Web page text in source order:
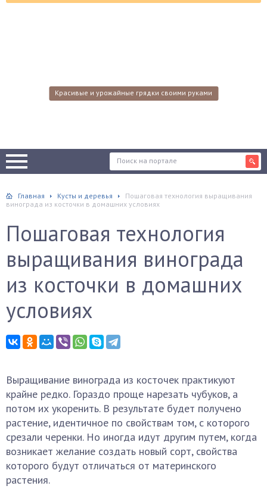
Красивые и урожайные грядки своими руками
Главная Кусты и деревья
Пошаговая технология выращивания
винограда из косточки в домашних условиях
Пошаговая технология
выращивания винограда
из косточки в домашних
условиях
Выращивание винограда из косточек практикуют
крайне редко. Гораздо проще нарезать чубуков, а
потом их укоренить. В результате будет получено
растение, идентичное по свойствам том, с которого
срезали черенки. Но иногда идут другим путем, когда
возникает желание создать новый сорт, свойства
которого будут отличаться от материнского
растения.